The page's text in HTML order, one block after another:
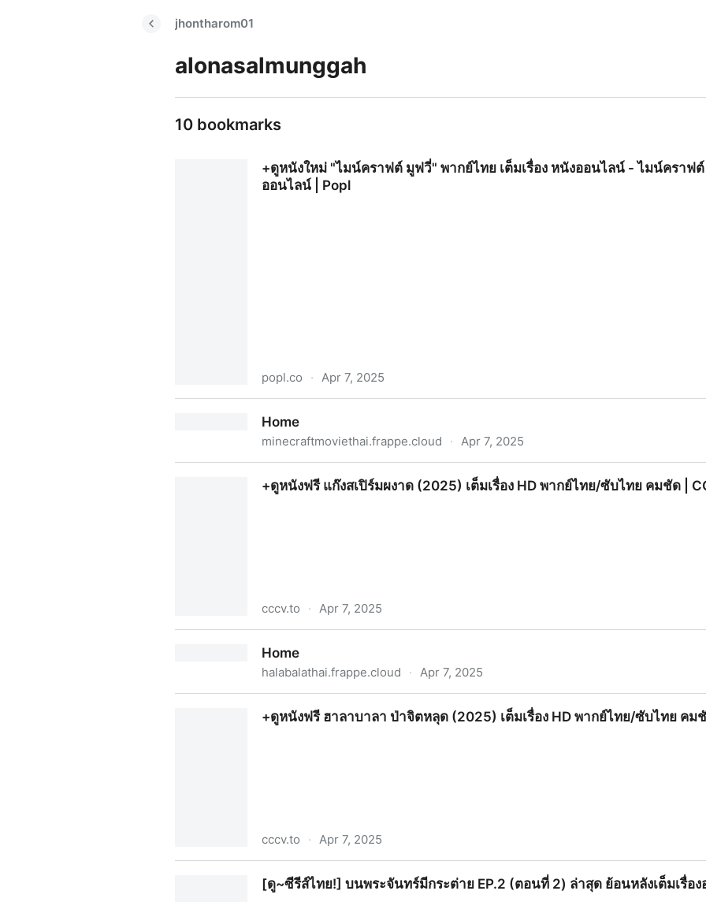
jhontharom01
alonasalmunggah
10 bookmarks
+ดูหนังใหม่ "ไมน์คราฟต์ มูฟวี่" พากย์ไทย เต็มเรื่อง หนังออนไลน์ - ไมน์คราฟต์
ออนไลน์ | Popl
popl.co · Apr 7, 2025
Home
minecraftmoviethai.frappe.cloud · Apr 7, 2025
+ดูหนังฟรี แก๊งสเปิร์มผงาด (2025) เต็มเรื่อง HD พากย์ไทย/ซับไทย คมชัด |
cccv.to · Apr 7, 2025
Home
halabalathai.frappe.cloud · Apr 7, 2025
+ดูหนังฟรี ฮาลาบาลา ป่าจิตหลุด (2025) เต็มเรื่อง HD พากย์ไทย/ซับไทย คม
cccv.to · Apr 7, 2025
[ดู~ซีรีส์ไทย!] บนพระจันทร์มีกระต่าย EP.2 (ตอนที่ 2) ล่าสุด ย้อนหลังเต็มเรื่อ